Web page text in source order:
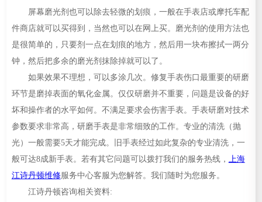
屏幕磨光剂也可以除去轻微的划痕，一般在手表店或摩托车配
件商店就可以买得到，当然也可以在网上买。磨光剂的使用方法也
是很简单的，只要剂一点在划痕的地方，然后用一块布擦拭一两分
钟，然后把多余的磨光剂抹除掉就可以了。
如果效果不理想，可以多涂几次。修复手表伤口最重要的研磨
环节是磨掉表面的氧化金属。仅仅研磨并不重要，问题是设备的好
坏和操作者的水平如何。不满足要求会伤害手表。手表研磨对技术
参数要求非常高，研磨手表是非常细致的工作。专业的清洗（抛
光）一般需要5天才能完成。旧手表经过如此复杂的专业清洗，一
般可达8成新手表。若有其它问题可以拨打我们的服务热线，
上海
江诗丹顿维修服务中心客服为您解答。我们随时为您服务。
江诗丹顿咨询相关资料: